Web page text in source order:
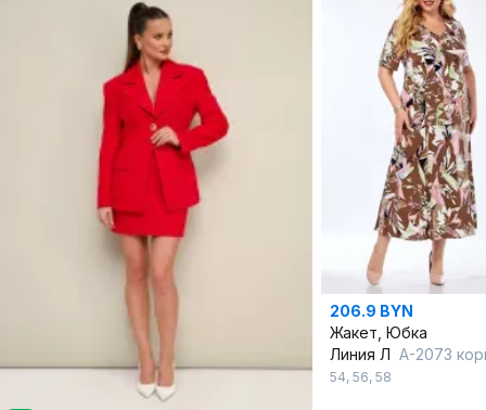
206.9 BYN
Жакет, Юбка
Линия Л А-2073
54, 56, 58